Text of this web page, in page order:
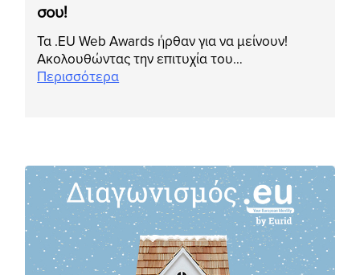
σου!
Τα .EU Web Awards ήρθαν για να μείνουν!
Ακολουθώντας την επιτυχία του…
Περισσότερα